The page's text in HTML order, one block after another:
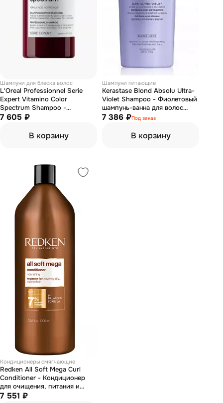
Шампуни для блеска волос
L'Oreal Professionnel Serie
Expert Vitamino Color
Spectrum Shampoo -
Бессульфатный шампунь 1500
7 605 ₽
В корзину
Шампуни питающие
Kerastase Blond Absolu Ultra-
Violet Shampoo - Фиолетовый
шампунь-ванна для волос
1000 мл
7 386 ₽Под заказ
В корзину
Кондиционеры смягчающие
Redken All Soft Mega Curl
Conditioner - Кондиционер
для очищения, питания и
смягчения очень сухих,
7 551 ₽